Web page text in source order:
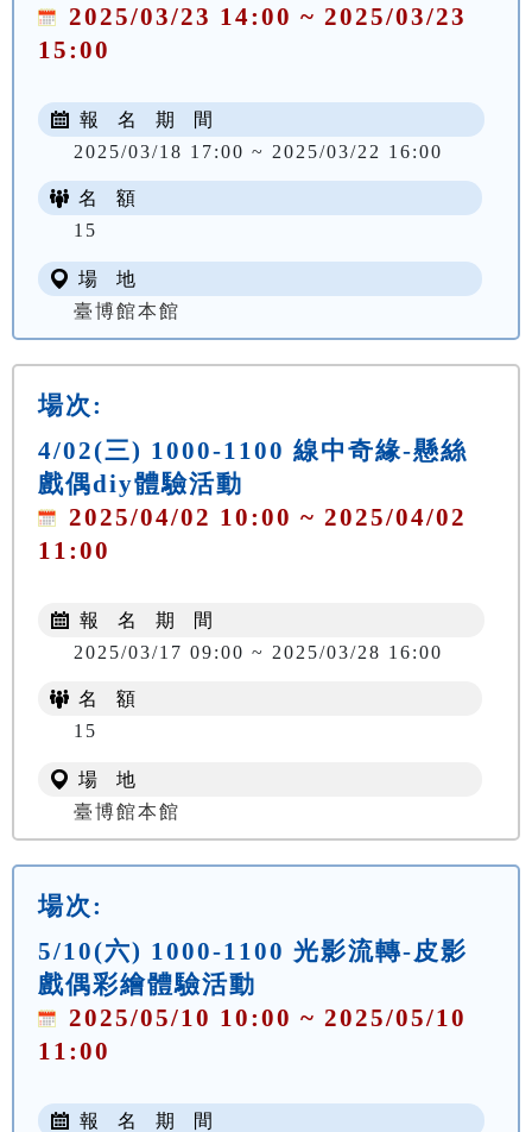
2025/03/23 14:00 ~ 2025/03/23
15:00
報 名 期 間
2025/03/18 17:00 ~ 2025/03/22 16:00
名 額
15
場 地
臺博館本館
場次:
4/02(三) 1000-1100 線中奇緣-懸絲
戲偶diy體驗活動
2025/04/02 10:00 ~ 2025/04/02
11:00
報 名 期 間
2025/03/17 09:00 ~ 2025/03/28 16:00
名 額
15
場 地
臺博館本館
場次:
5/10(六) 1000-1100 光影流轉-皮影
戲偶彩繪體驗活動
2025/05/10 10:00 ~ 2025/05/10
11:00
報 名 期 間